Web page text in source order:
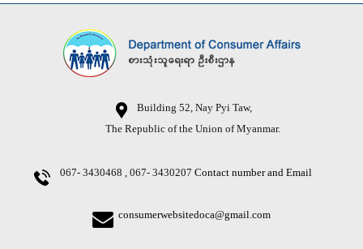
Building 52, Nay Pyi Taw,
The Republic of the Union of Myanmar.
067- 3430468 , 067- 3430207 Contact number and Email
consumerwebsitedoca@gmail.com